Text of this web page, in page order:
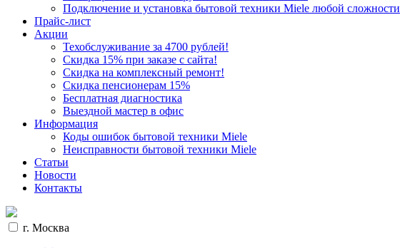
Подключение и установка бытовой техники Miele любой сложности
Прайс-лист
Акции
Техобслуживание за 4700 рублей!
Cкидка 15% при заказе с сайта!
Скидка на комплексный ремонт!
Скидка пенсионерам 15%
Бесплатная диагностика
Выездной мастер в офис
Информация
Коды ошибок бытовой техники Miele
Неисправности бытовой техники Miele
Статьи
Новости
Контакты
г. Москва